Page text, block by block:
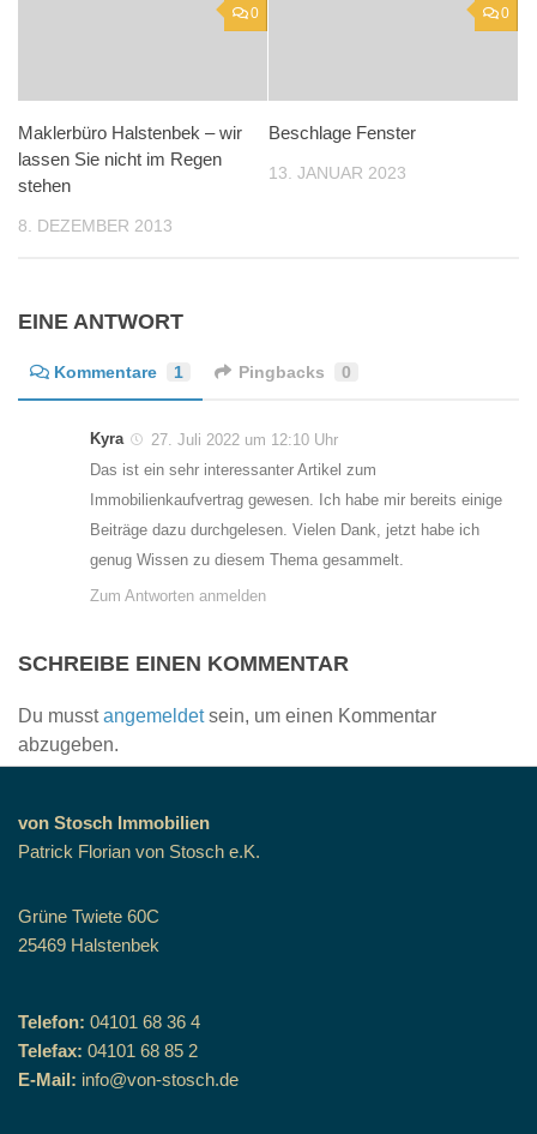
0
Maklerbüro Halstenbek – wir
lassen Sie nicht im Regen
stehen
8. DEZEMBER 2013
0
Beschlage Fenster
13. JANUAR 2023
EINE ANTWORT
Kommentare 1 Pingbacks 0
Kyra
27. Juli 2022 um 12:10 Uhr
Das ist ein sehr interessanter Artikel zum
Immobilienkaufvertrag gewesen. Ich habe mir bereits einige
Beiträge dazu durchgelesen. Vielen Dank, jetzt habe ich
genug Wissen zu diesem Thema gesammelt.
Zum Antworten anmelden
SCHREIBE EINEN KOMMENTAR
Du musstangemeldetsein, um einen Kommentar
abzugeben.
von Stosch Immobilien
Patrick Florian von Stosch e.K.
Grüne Twiete 60C
25469 Halstenbek
Telefon: 04101 68 36 4
Telefax: 04101 68 85 2
E-Mail: info@von-stosch.de